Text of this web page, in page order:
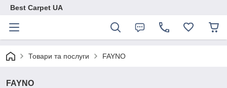
Best Carpet UA
Товари та послуги FAYNO
FAYNO